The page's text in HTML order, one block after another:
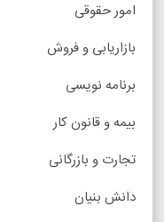
امور حقوقی
بازاریابی و فروش
برنامه نویسی
بیمه و قانون کار
تجارت و بازرگانی
دانش بنیان